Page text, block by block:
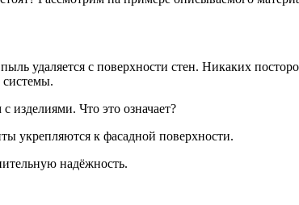
удаляется с поверхности стен. Никаких
системы.
изделиями. Что это означает?
укрепляются к фасадной поверхности.
надёжность.